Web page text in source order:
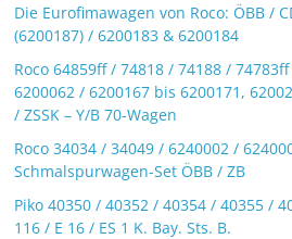
Die Eurofimawagen von Roco: ÖBB /
(6200187) / 6200183 & 6200184
Roco 64859ff / 74818 / 74188 /
6200062 / 6200167 bis 6200171,
/ ZSSK – Y/B 70-Wagen
Roco 34034 / 34049 / 6240002 /
Schmalspurwagen-Set ÖBB / ZB
Piko 40350 / 40352 / 40354 / 40355 /
116 / E 16 / ES 1 K. Bay. Sts. B.